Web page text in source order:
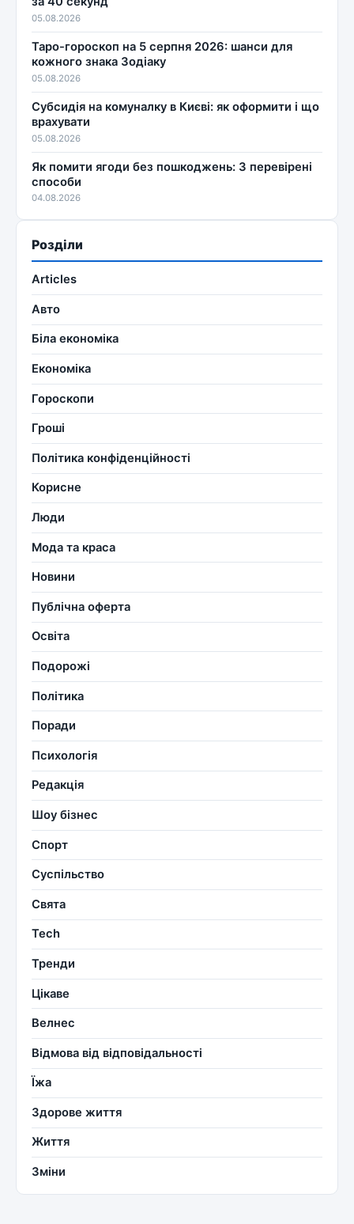
05.08.2026
Таро-гороскоп на 5 серпня 2026: шанси для
кожного знака Зодіаку
05.08.2026
Субсидія на комуналку в Києві: як оформити і що
врахувати
05.08.2026
Як помити ягоди без пошкоджень: 3 перевірені
способи
04.08.2026
Розділи
Articles
Авто
Біла економіка
Економіка
Гороскопи
Гроші
Політика конфіденційності
Корисне
Люди
Мода та краса
Новини
Публічна оферта
Освіта
Подорожі
Політика
Поради
Психологія
Редакція
Шоу бізнес
Спорт
Суспільство
Свята
Tech
Тренди
Цікаве
Велнес
Відмова від відповідальності
Їжа
Здорове життя
Життя
Зміни